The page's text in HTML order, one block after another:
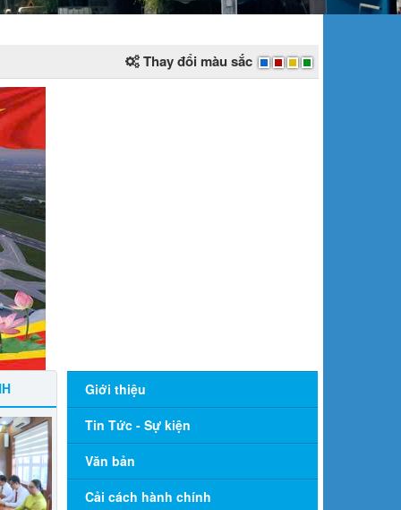
Thay đổi màu sắc
Giới thiệu
Tin Tức - Sự kiện
Văn bản
Cải cách hành chính